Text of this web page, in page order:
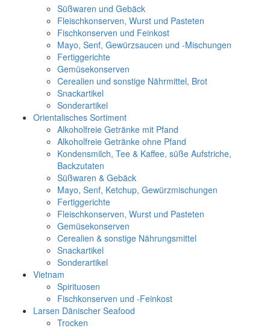
Süßwaren und Gebäck
Fleischkonserven, Wurst und Pasteten
Fischkonserven und Feinkost
Mayo, Senf, Gewürzsaucen und -Mischungen
Fertiggerichte
Gemüsekonserven
Cerealien und sonstige Nährmittel, Brot
Snackartikel
Sonderartikel
Orientalisches Sortiment
Alkoholfreie Getränke mit Pfand
Alkoholfreie Getränke ohne Pfand
Kondensmilch, Tee & Kaffee, süße Aufstriche,
Backzutaten
Süßwaren & Gebäck
Mayo, Senf, Ketchup, Gewürzmischungen
Fertiggerichte
Fleischkonserven, Wurst und Pasteten
Gemüsekonserven
Cerealien & sonstige Nährungsmittel
Snackartikel
Sonderartikel
Vietnam
Spirituosen
Fischkonserven und -Feinkost
Larsen Dänischer Seafood
Trocken